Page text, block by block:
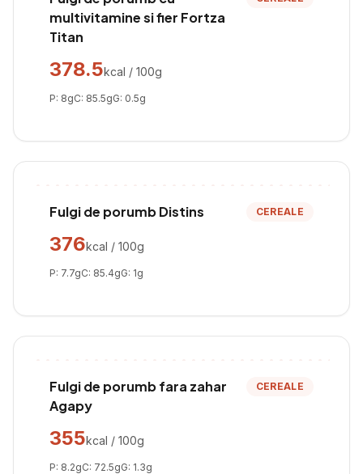
multivitamine si fier Fortza
Titan
378.5kcal / 100g
P: 8gC: 85.5gG: 0.5g
Fulgi de porumb Distins CEREALE
376kcal / 100g
P: 7.7gC: 85.4gG: 1g
Fulgi de porumb fara zahar
Agapy
CEREALE
355kcal / 100g
P: 8.2gC: 72.5gG: 1.3g